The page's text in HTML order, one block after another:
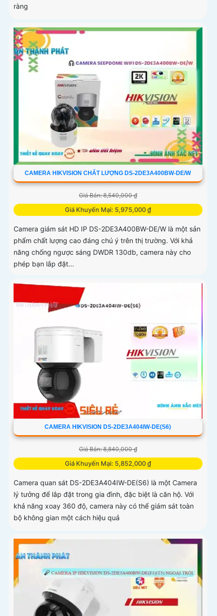
ràng
CAMERA HIKVISION CHẤT LƯỢNG DS-2DE3A400BW-DE/W
Giá Bán: 8,540,000 ₫
Giá Khuyến Mại: 5,975,000 ₫
Camera giám sát HD IP DS-2DE3A400BW-DE/W là một sản
phẩm chất lượng cao đáng chú ý trên thị trường. Với khả
năng chống ngược sáng DWDR 130db, camera này cho
phép bạn lắp đặt...
CAMERA HIKVISION DS-2DE3A404IW-DE(S6)
Giá Bán: 8,840,000 ₫
Giá Khuyến Mại: 5,852,000 ₫
Camera quan sát DS-2DE3A404IW-DE(S6) là một Camera
lý tưởng để lắp đặt trong gia đình, đặc biệt là căn hộ. Với
khả năng xoay 360 độ, camera này có thể giám sát toàn
bộ không gian một cách hiệu quả